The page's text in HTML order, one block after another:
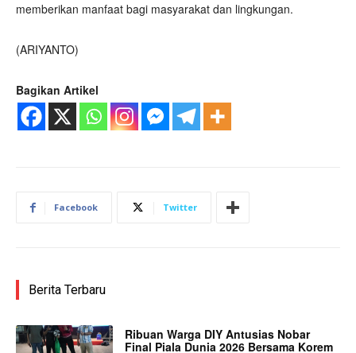
memberikan manfaat bagi masyarakat dan lingkungan.
(ARIYANTO)
Bagikan Artikel
Facebook Twitter
Berita Terbaru
Ribuan Warga DIY Antusias Nobar
Final Piala Dunia 2026 Bersama Korem